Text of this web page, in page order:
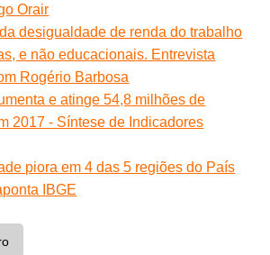
Orair
desigualdade de renda do trabalho
e não educacionais. Entrevista
Rogério Barbosa
e atinge 54,8 milhões de
2017 - Síntese de Indicadores
piora em 4 das 5 regiões do País
IBGE